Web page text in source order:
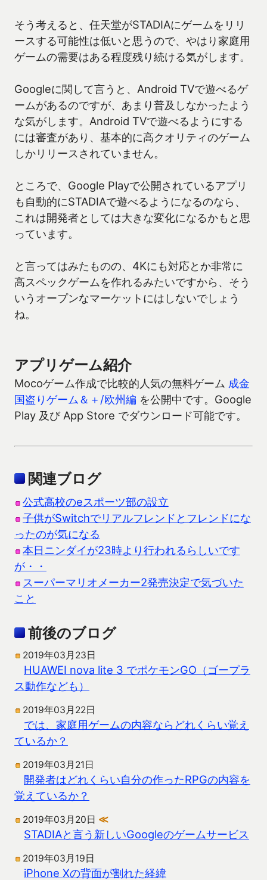
そう考えると、任天堂がSTADIAにゲームをリリ
ースする可能性は低いと思うので、やはり家庭用
ゲームの需要はある程度残り続ける気がします。
Googleに関して言うと、Android TVで遊べるゲ
ームがあるのですが、あまり普及しなかったよう
な気がします。Android TVで遊べるようにする
には審査があり、基本的に高クオリティのゲーム
しかリリースされていません。
ところで、Google Playで公開されているアプリ
も自動的にSTADIAで遊べるようになるのなら、
これは開発者としては大きな変化になるかもと思
っています。
と言ってはみたものの、4Kにも対応とか非常に
高スペックゲームを作れるみたいですから、そう
いうオープンなマーケットにはしないでしょう
ね。
アプリゲーム紹介
Mocoゲーム作成で比較的人気の無料ゲーム 成金
国盗りゲーム＆＋/欧州編 を公開中です。Google
Play 及び App Store でダウンロード可能です。
関連ブログ
公式高校のeスポーツ部の設立
子供がSwitchでリアルフレンドとフレンドにな
ったのが気になる
本日ニンダイが23時より行われるらしいです
が・・
スーパーマリオメーカー2発売決定で気づいた
こと
前後のブログ
2019年03月23日
HUAWEI nova lite 3 でポケモンGO（ゴープラ
ス動作なども）
2019年03月22日
では、家庭用ゲームの内容ならどれくらい覚え
ているか？
2019年03月21日
開発者はどれくらい自分の作ったRPGの内容を
覚えているか？
2019年03月20日 ≪
STADIAと言う新しいGoogleのゲームサービス
2019年03月19日
iPhone Xの背面が割れた経緯